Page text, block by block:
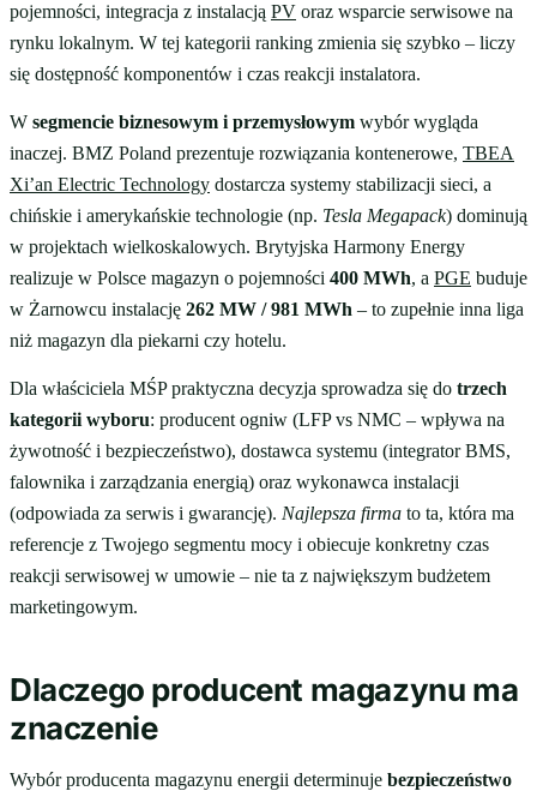
pojemności, integracja z instalacją PV oraz wsparcie serwisowe na
rynku lokalnym. W tej kategorii ranking zmienia się szybko – liczy
się dostępność komponentów i czas reakcji instalatora.
W segmencie biznesowym i przemysłowym wybór wygląda
inaczej. BMZ Poland prezentuje rozwiązania kontenerowe, TBEA
Xi’an Electric Technology dostarcza systemy stabilizacji sieci, a
chińskie i amerykańskie technologie (np. Tesla Megapack) dominują
w projektach wielkoskalowych. Brytyjska Harmony Energy
realizuje w Polsce magazyn o pojemności 400 MWh, a PGE buduje
w Żarnowcu instalację 262 MW / 981 MWh – to zupełnie inna liga
niż magazyn dla piekarni czy hotelu.
Dla właściciela MŚP praktyczna decyzja sprowadza się do trzech
kategorii wyboru: producent ogniw (LFP vs NMC – wpływa na
żywotność i bezpieczeństwo), dostawca systemu (integrator BMS,
falownika i zarządzania energią) oraz wykonawca instalacji
(odpowiada za serwis i gwarancję). Najlepsza firma to ta, która ma
referencje z Twojego segmentu mocy i obiecuje konkretny czas
reakcji serwisowej w umowie – nie ta z największym budżetem
marketingowym.
Dlaczego producent magazynu ma
znaczenie
Wybór producenta magazynu energii determinuje bezpieczeństwo